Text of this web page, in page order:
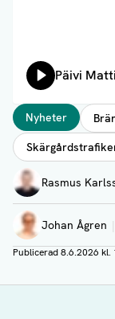
Lyssna på:
Päivi
Taggar
Nyheter
Författare
Rasmus
Visa profil
Johan Ågren
Visa profil
Publicerad8.6.2026 kl.